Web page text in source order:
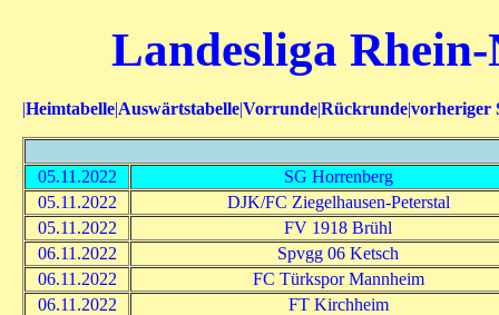
Landesliga Rhein-
|Heimtabelle|Auswärtstabelle|Vorrunde|Rückrunde|vorheriger
05.11.2022
SG Horrenberg
05.11.2022
DJK/FC Ziegelhausen-Peterstal
05.11.2022
FV 1918 Brühl
06.11.2022
Spvgg 06 Ketsch
06.11.2022
FC Türkspor Mannheim
06.11.2022
FT Kirchheim